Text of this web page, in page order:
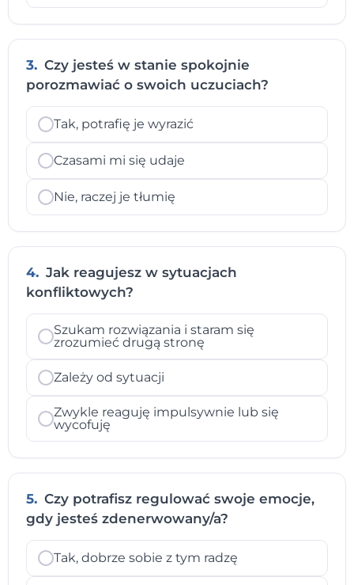
3. Czy jesteś w stanie spokojnie
porozmawiać o swoich uczuciach?
Tak, potrafię je wyrazić
Czasami mi się udaje
Nie, raczej je tłumię
4. Jak reagujesz w sytuacjach
konfliktowych?
Szukam rozwiązania i staram się
zrozumieć drugą stronę
Zależy od sytuacji
Zwykle reaguję impulsywnie lub się
wycofuję
5. Czy potrafisz regulować swoje emocje,
gdy jesteś zdenerwowany/a?
Tak, dobrze sobie z tym radzę